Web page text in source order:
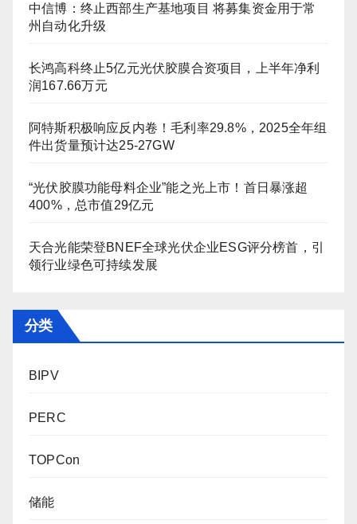
中信博：终止西部生产基地项目 将募集资金用于常
州自动化升级
长鸿高科终止5亿元光伏胶膜合资项目，上半年净利
润167.66万元
阿特斯积极响应反内卷！毛利率29.8%，2025全年组
件出货量预计达25-27GW
“光伏胶膜功能母料企业”能之光上市！首日暴涨超
400%，总市值29亿元
天合光能荣登BNEF全球光伏企业ESG评分榜首，引
领行业绿色可持续发展
分类
BIPV
PERC
TOPCon
储能